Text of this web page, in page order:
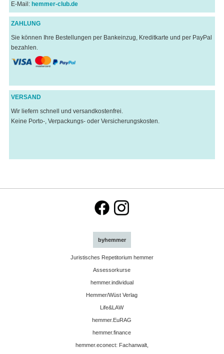
E-Mail: hemmer-club.de
ZAHLUNG
Sie können Ihre Bestellungen per Bankeinzug, Kreditkarte und per PayPal
bezahlen.
VERSAND
Wir liefern schnell und versandkostenfrei.
Keine Porto-, Verpackungs- oder Versicherungskosten.
byhemmer
Juristisches Repetitorium hemmer
Assessorkurse
hemmer.individual
Hemmer/Wüst Verlag
Life&LAW
hemmer.EuRAG
hemmer.finance
hemmer.econect: Fachanwalt,